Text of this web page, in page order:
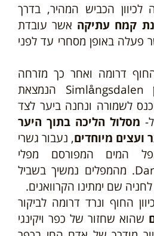
לכיוון הכביש המהיר, בדרך
קמח עתיקה אשר עובדת
פעלה באופן מסחרי עד לפני
דרומה ואחר כך מזרחה
Simlångsdalen
הנמצאת
לשמורה ונחנה ביער לצד
מסלול הליכה בתוך היער
ועצים מיוחדים, נעבור גשרי
המים המפורסם מפלי
. מהמפלים נמשיך בשביל
שם ימתינו הקרוואנים.
החוף ונרד דרומה לביקור
שהוא שחזור של כפר ויקינגי